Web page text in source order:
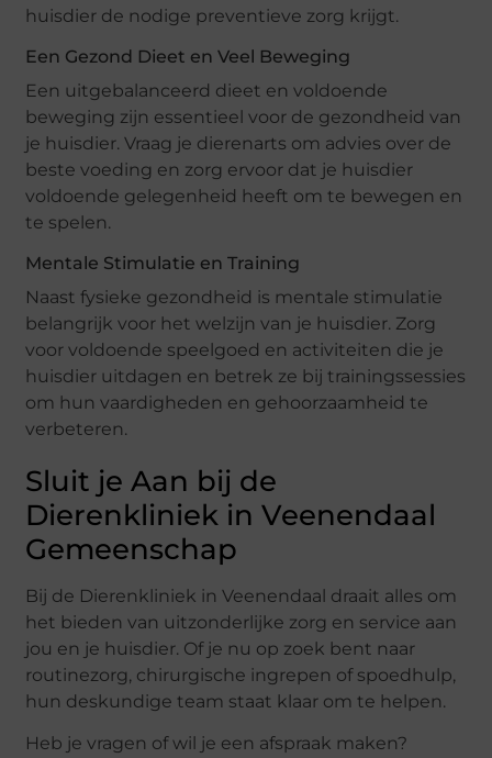
huisdier de nodige preventieve zorg krijgt.
Een Gezond Dieet en Veel Beweging
Een uitgebalanceerd dieet en voldoende
beweging zijn essentieel voor de gezondheid van
je huisdier. Vraag je dierenarts om advies over de
beste voeding en zorg ervoor dat je huisdier
voldoende gelegenheid heeft om te bewegen en
te spelen.
Mentale Stimulatie en Training
Naast fysieke gezondheid is mentale stimulatie
belangrijk voor het welzijn van je huisdier. Zorg
voor voldoende speelgoed en activiteiten die je
huisdier uitdagen en betrek ze bij trainingssessies
om hun vaardigheden en gehoorzaamheid te
verbeteren.
Sluit je Aan bij de
Dierenkliniek in Veenendaal
Gemeenschap
Bij de Dierenkliniek in Veenendaal draait alles om
het bieden van uitzonderlijke zorg en service aan
jou en je huisdier. Of je nu op zoek bent naar
routinezorg, chirurgische ingrepen of spoedhulp,
hun deskundige team staat klaar om te helpen.
Heb je vragen of wil je een afspraak maken?